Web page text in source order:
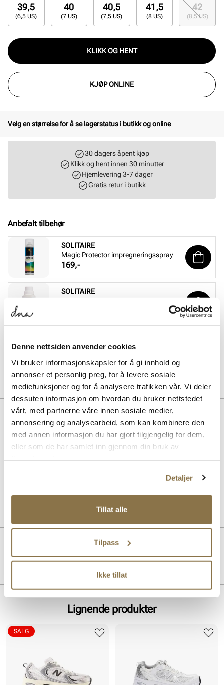
Denne nettsiden anvender cookies
Vi bruker informasjonskapsler for å gi innhold og
annonser et personlig preg, for å levere sosiale
mediefunksjoner og for å analysere trafikken vår. Vi deler
dessuten informasjon om hvordan du bruker nettstedet
vårt, med partnerne våre innen sosiale medier,
annonsering og analysearbeid, som kan kombinere den
med annen informasjon du har gjort tilgjengelig for dem,
eller som de har samlet inn gjennom din bruk av
Detaljer
Tillat alle
Tilpass
Ikke tillat
39,5
(6,5 US)
40
(7 US)
40,5
(7,5 US)
41,5
(8 US)
42
(8,5 US)
KLIKK OG HENT
KJØP ONLINE
Velg en størrelse for å se lagerstatus i butikk og online
30 dagers åpent kjøp
Klikk og hent innen 30 minutter
Hjemlevering 3-7 dager
Gratis retur i butikk
Anbefalt tilbehør
SOLITAIRE
Magic Protector impregneringsspray
Pris
169,-
SOLITAIRE
Bamboo Comfort
BESKRIVELSE
New Balance MR530 er en klassisk running-inspirert sneaker med
referanser til looken fra 90- og 2000-tallet. Mellomsåle i EVA gir god
demping hele dagen og yttersålen i gummi sikrer grep på
underlaget. Upper med fine kombinasjoner og mesh-detaljene gjør
Art. nr.35653409
Overdel:Mesh
Lignende produkter
SALG